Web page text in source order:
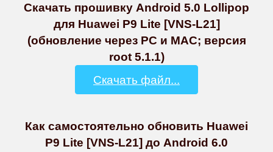
Скачать прошивку Android 5.0 Lollipop
для Huawei P9 Lite [VNS-L21]
(обновление через PC и MAC; версия
root 5.1.1)
Скачать файл...
Как самостоятельно обновить Huawei
P9 Lite [VNS-L21] до Android 6.0